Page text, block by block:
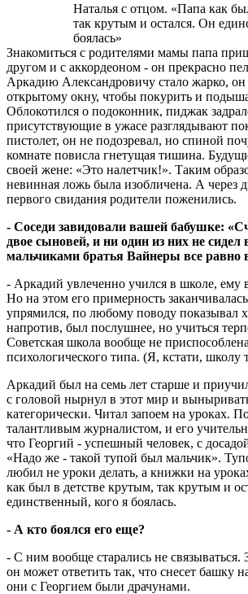
Наталья с отцом. «Папа как
так крутым и остался. Он
боялась»
Знакомиться с родителями мамы папа
другом и с аккордеоном - он прекрасно
Аркадию Александровичу стало жарко,
открытому окну, чтобы покурить и
Облокотился о подоконник, пиджак
присутствующие в ужасе разглядывают
пистолет, он не подозревал, но спиной
комнате повисла гнетущая тишина.
своей жене: «Это налетчик!». Таким
невинная ложь была изобличена. А через
первого свидания родители поженились.
- Соседи завидовали вашей бабушке:
двое сыновей, и ни один из них не
мальчиками братья Вайнеры все равно
- Аркадий увлеченно учился в школе, ему
Но на этом его примерность
упрямился, по любому поводу показывал
напротив, был послушнее, но учиться
Советская школа вообще не
психологического типа. (Я, кстати, школу
Аркадий был на семь лет старше и
с головой нырнул в этот мир и
категорически. Читал запоем на уроках.
талантливым журналистом, и его
что Георгий - успешный человек, с
«Надо же - такой тупой был мальчик».
любил не уроки делать, а книжки на
как был в детстве крутым, так крутым и
единственный, кого я боялась.
- А кто боялся его еще?
- С ним вообще старались не связываться.
он может ответить так, что снесет башку
они с Георгием были драчунами.